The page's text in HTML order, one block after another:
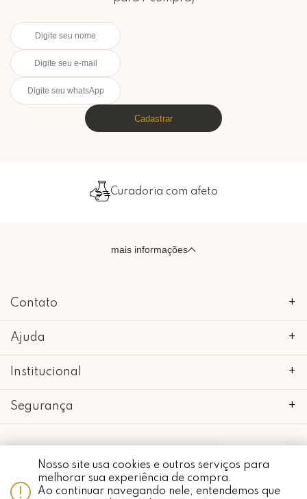
Nosso site usa cookies e outros serviços para
melhorar sua experiência de compra.
Ao continuar navegando nele, entendemos que
Cadastrar
Embalado com carinho
Whatsapp
mais informações
Contato +
Ajuda +
Institucional +
Segurança +
copyright 2018 - 2022 • mimo galeria • 52.898.662/0001-24 • todos os
direitos reservados.